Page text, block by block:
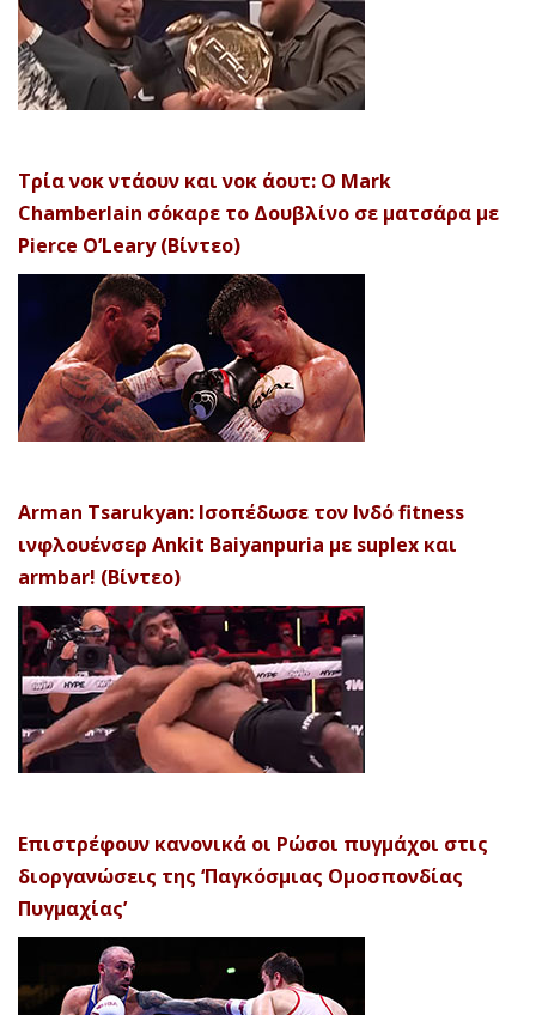
Τρία νοκ ντάουν και νοκ άουτ: Ο Mark
Chamberlain σόκαρε το Δουβλίνο σε ματσάρα με
Pierce O’Leary (Βίντεο)
Arman Tsarukyan: Ισοπέδωσε τον Ινδό fitness
ινφλουένσερ Ankit Baiyanpuria με suplex και
armbar! (Βίντεο)
Επιστρέφουν κανονικά οι Ρώσοι πυγμάχοι στις
διοργανώσεις της ‘Παγκόσμιας Ομοσπονδίας
Πυγμαχίας’